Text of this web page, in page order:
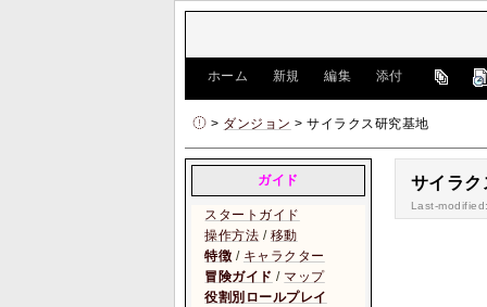
ホーム 新規 編集 添付
> ダンジョン > サイラクス研究基地
サイラ
Last-
ガイド
スタートガイド
操作方法 / 移動
特徴 / キャラクター
冒険ガイド / マップ
役割別ロールプレイ